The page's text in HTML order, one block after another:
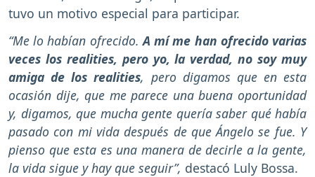
tuvo un motivo especial para participar.
“Me lo habían ofrecido.A mí me han ofrecido varias
veces los realities, pero yo, la verdad, no soy muy
amiga de los realities, pero digamos que en esta
ocasión dije, que me parece una buena oportunidad
y, digamos, que mucha gente quería saber qué había
pasado con mi vida después de que Ángelo se fue. Y
pienso que esta es una manera de decirle a la gente,
la vida sigue y hay que seguir”, destacó Luly Bossa.